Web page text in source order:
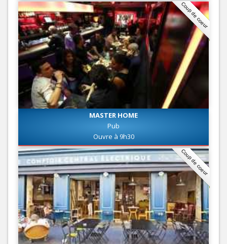
Coup de coeur
MASTER HOME
Pub
Ouvre à 9h30
Coup de coeur